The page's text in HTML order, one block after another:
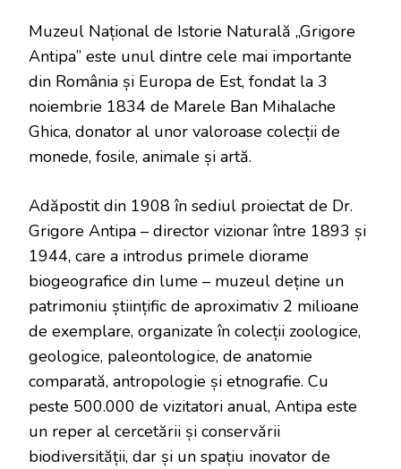
Muzeul Național de Istorie Naturală „Grigore
Antipa” este unul dintre cele mai importante
din România și Europa de Est, fondat la 3
noiembrie 1834 de Marele Ban Mihalache
Ghica, donator al unor valoroase colecții de
monede, fosile, animale și artă.
Adăpostit din 1908 în sediul proiectat de Dr.
Grigore Antipa – director vizionar între 1893 și
1944, care a introdus primele diorame
biogeografice din lume – muzeul deține un
patrimoniu științific de aproximativ 2 milioane
de exemplare, organizate în colecții zoologice,
geologice, paleontologice, de anatomie
comparată, antropologie și etnografie. Cu
peste 500.000 de vizitatori anual, Antipa este
un reper al cercetării și conservării
biodiversității, dar și un spațiu inovator de